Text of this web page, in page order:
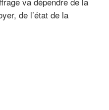
de l’état de la